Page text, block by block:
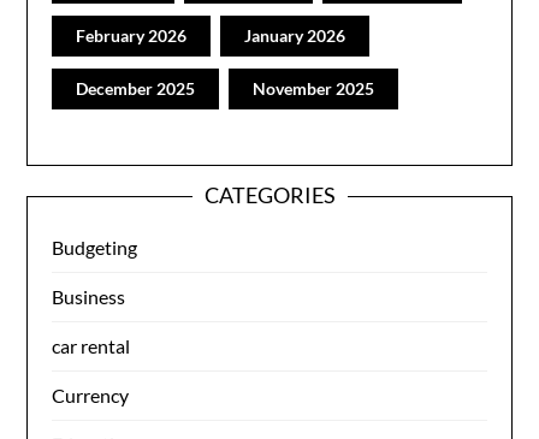
February 2026 January 2026
December 2025 November 2025
CATEGORIES
Budgeting
Business
car rental
Currency